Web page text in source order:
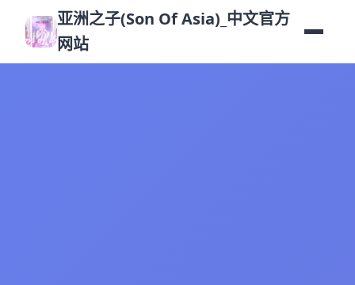
亚洲之子(Son Of Asia)_中文官方
网站